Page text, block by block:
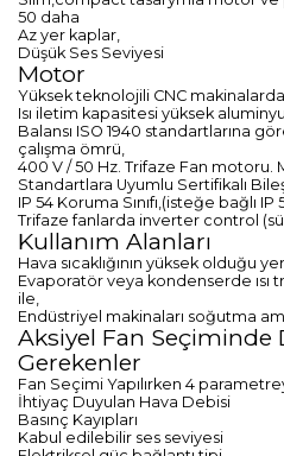
50 daha
Az yer kaplar,
Düşük Ses Seviyesi
Motor
Yüksek teknolojili CNC
Isı iletim kapasitesi yüksek
Balansı ISO 1940 standartlarına
çalışma ömrü,
400 V / 50 Hz. Trifaze Fan motoru.
Standartlara Uyumlu Sertifikalı
IP 54 Koruma Sınıfı,(isteğe bağlı
Trifaze fanlarda inverter control
Kullanım Alanları
Hava sıcaklığının yüksek olduğu
Evaporatör veya kondenserde ısı
ile,
Endüstriyel makinaları soğutma
Aksiyel Fan Seçiminde
Gerekenler
Fan Seçimi Yapılırken 4
İhtiyaç Duyulan Hava Debisi
Basınç Kayıpları
Kabul edilebilir ses seviyesi